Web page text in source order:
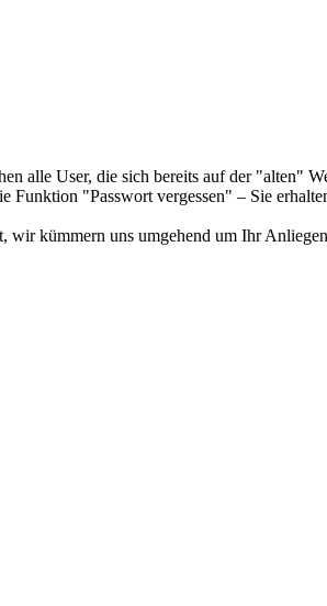
alle User, die sich bereits auf der "alten"
"Passwort vergessen" – Sie
wir kümmern uns umgehend um Ihr